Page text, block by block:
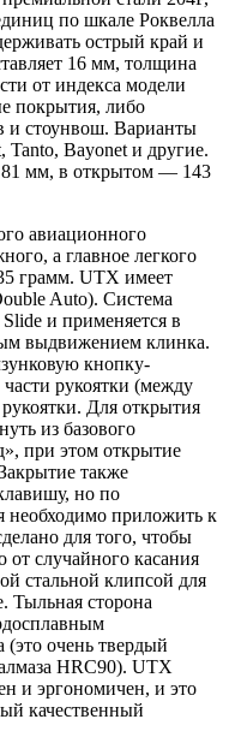
по шкале Роквелла
острый край и
16 мм, толщина
от индекса модели
покрытия, либо
и стоунвош. Варианты
Bayonet и другие.
мм, в открытом — 143
авиационного
а главное легкого
грамм. UTX имеет
Auto). Система
и применяется в
выдвижением клинка.
кнопку-
рукоятки (между
Для открытия
из базового
при этом открытие
также
но по
необходимо приложить к
для того, чтобы
случайного касания
стальной клипсой для
Тыльная сторона
(это очень твердый
HRC90). UTX
и эргономичен, и это
качественный